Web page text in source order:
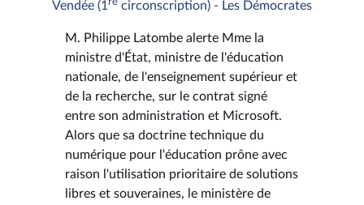
Vendée (1
circonscription) - Les Démocrates
M. Philippe Latombe alerte Mme la
ministre d'État, ministre de l'éducation
nationale, de l'enseignement supérieur et
de la recherche, sur le contrat signé
entre son administration et Microsoft.
Alors que sa doctrine technique du
numérique pour l'éducation prône avec
raison l'utilisation prioritaire de solutions
libres et souveraines, le ministère de